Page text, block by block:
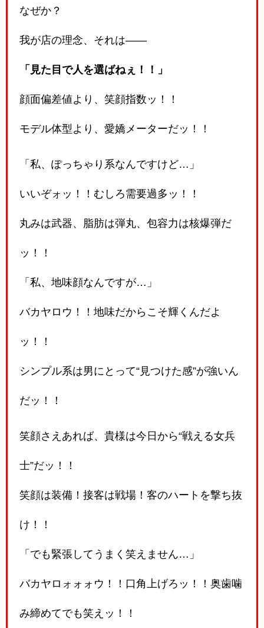
なぜか？
我が店の理念、それは――
「見た目で人を選ばねぇ！！」
顔面偏差値より、笑顔指数ッ！！
モデル体型より、愛嬌メーターだッ！！
「私、ぽっちゃり系なんですけど…」
いいぞォッ！！むしろ需要過多ッ！！
丸みは武器、脂肪は弾丸、包容力は核爆弾だ
ッ！！
「私、地味顔なんですが…」
バカヤロウ！！地味だからこそ輝くんだよ
ッ！！
シンプル系は男にとって“見つけた感”が強いん
だッ！！
笑顔さえあれば、貴様は今日から“戦える女兵
士”だッ！！
笑顔は装備！接客は戦場！客のハートを撃ち抜
け！！
「でも緊張してうまく笑えません…」
バカヤロォォォウ！！口角上げろッ！！奥歯噛
み締めてでも笑えッ！！